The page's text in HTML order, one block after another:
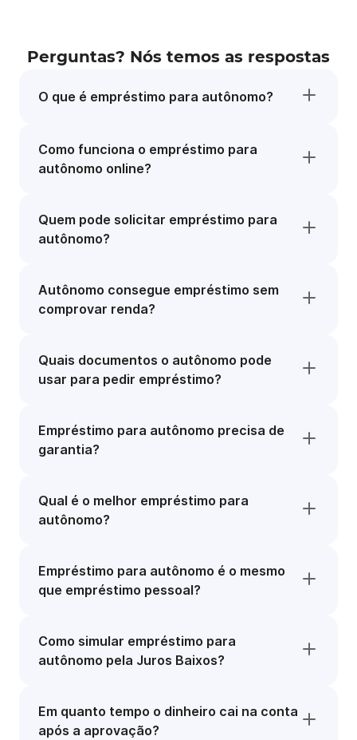
Perguntas? Nós temos as respostas
O que é empréstimo para autônomo?
Como funciona o empréstimo para
autônomo online?
Quem pode solicitar empréstimo para
autônomo?
Autônomo consegue empréstimo sem
comprovar renda?
Quais documentos o autônomo pode
usar para pedir empréstimo?
Empréstimo para autônomo precisa de
garantia?
Qual é o melhor empréstimo para
autônomo?
Empréstimo para autônomo é o mesmo
que empréstimo pessoal?
Como simular empréstimo para
autônomo pela Juros Baixos?
Em quanto tempo o dinheiro cai na conta
após a aprovação?